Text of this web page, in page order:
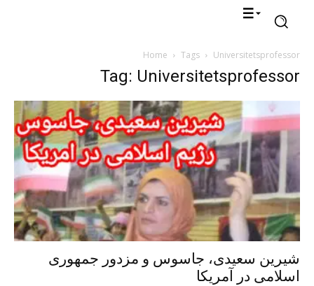
Home Tags Universitetsprofessor
Tag: Universitetsprofessor
شیرین سعیدی، جاسوس و مزدور جمهوری
اسلامی در آمریکا